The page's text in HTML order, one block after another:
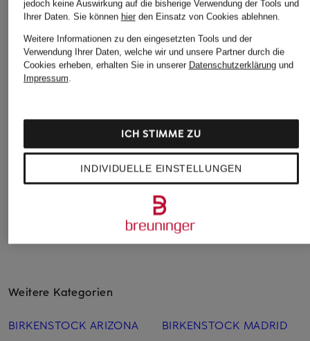
Sandalen MILANO AS
KIDS
59,99 €
Pantoletten ARIZONA
FLOWER BUCKLE
Pantoletten
KIDS
Weitere Kategorien
BIRKENSTOCK ARIZONA
BIRKENSTOCK MADRID
jedoch keine Auswirkung auf die bisherige Verwendung der Tools und
Ihrer Daten. Sie können hierden Einsatz von Cookies ablehnen.
Weitere Informationen zu den eingesetzten Tools und der
Verwendung Ihrer Daten, welche wir und unsere Partner durch die
Cookies erheben, erhalten Sie in unserer Datenschutzerklärungund
Impressum.
INDIVIDUELLE EINSTELLUNGEN
ICH STIMME ZU